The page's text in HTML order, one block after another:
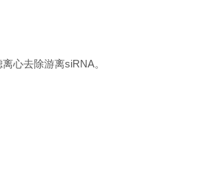
心去除游离siRNA。